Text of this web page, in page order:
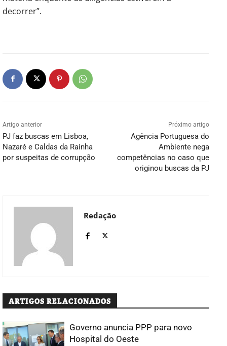
decorrer”.
Artigo anterior
PJ faz buscas em Lisboa,
Nazaré e Caldas da Rainha
por suspeitas de corrupção
Próximo artigo
Agência Portuguesa do
Ambiente nega
competências no caso que
originou buscas da PJ
Redação
ARTIGOS RELACIONADOS
Governo anuncia PPP para novo
Hospital do Oeste